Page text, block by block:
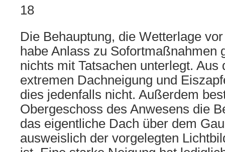
18
Die Behauptung, die Wetterlage
habe Anlass zu Sofortmaßnahmen
nichts mit Tatsachen unterlegt. Aus
extremen Dachneigung und
dies jedenfalls nicht. Außerdem
Obergeschoss des Anwesens die
das eigentliche Dach über dem
ausweislich der vorgelegten